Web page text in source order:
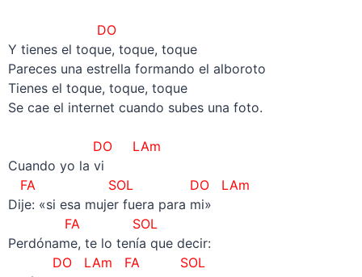
DO
Y tienes el toque, toque, toque
Pareces una estrella formando el alboroto
Tienes el toque, toque, toque
Se cae el internet cuando subes una foto.
DO
LAm
Cuando yo la vi
FA SOL DO LAm
Dije: «si esa mujer fuera para mi»
FA SOL
Perdóname, te lo tenía que decir:
DO LAm FA SOL